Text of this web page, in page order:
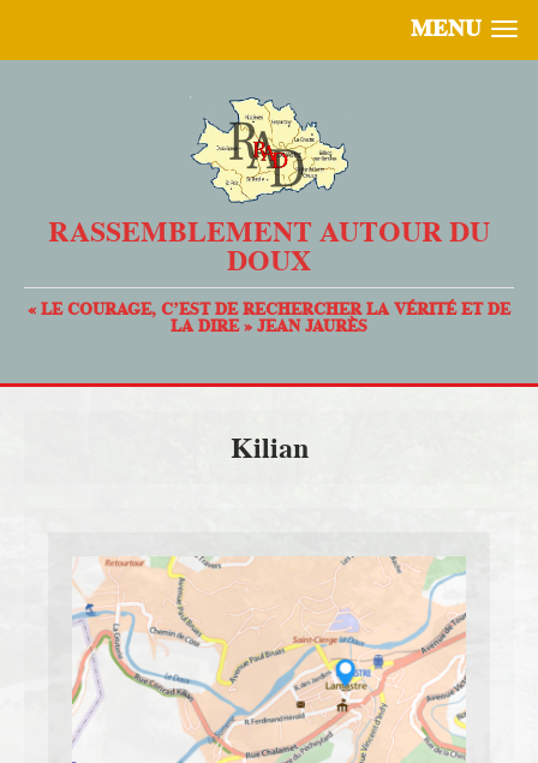
MENU
RASSEMBLEMENT AUTOUR DU
DOUX
« LE COURAGE, C’EST DE RECHERCHER LA VÉRITÉ ET DE
LA DIRE » JEAN JAURÈS
Kilian